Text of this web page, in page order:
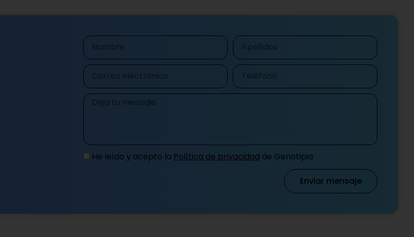
Nombre Apellidos
Correo
electrónico
Teléfono
Mensaje
He leído y acepto la Política de privacidad de Genotipia
Enviar mensaje